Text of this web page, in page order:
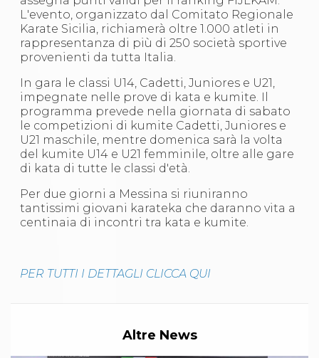
S'istrumpa
News
Calendario Attività
Difesa Personale MGA
News
Merchandising
Mappa del sito
Cerca
Contatti
News
Cookies Accept
Catalogo formativo
Webinar
Corsi Monotematici
Corsi Preparatore Fisico
Edutraining class - Didattica infantile
Sportello Fiscale
L'evento, organizzato dal Comitato Regionale
Karate Sicilia, richiamerà oltre 1.000 atleti in
rappresentanza di più di 250 società sportive
provenienti da tutta Italia.
In gara le classi U14, Cadetti, Juniores e U21,
impegnate nelle prove di kata e kumite. Il
programma prevede nella giornata di sabato
le competizioni di kumite Cadetti, Juniores e
U21 maschile, mentre domenica sarà la volta
del kumite U14 e U21 femminile, oltre alle gare
di kata di tutte le classi d'età.
Per due giorni a Messina si riuniranno
tantissimi giovani karateka che daranno vita a
centinaia di incontri tra kata e kumite.
PER TUTTI I DETTAGLI CLICCA QUI
Altre News